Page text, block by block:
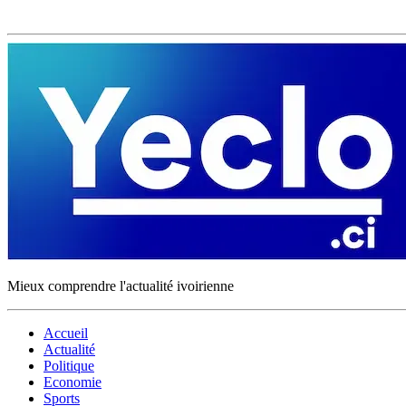
Mieux comprendre l'actualité ivoirienne
Accueil
Actualité
Politique
Economie
Sports